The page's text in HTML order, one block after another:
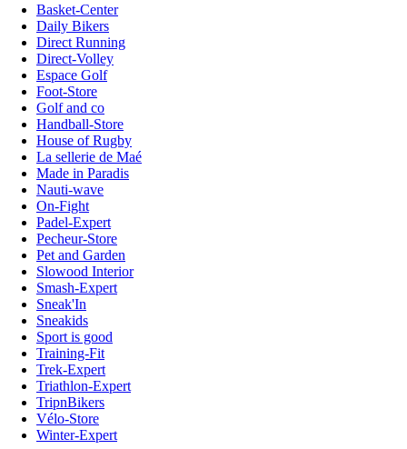
Basket-Center
Daily Bikers
Direct Running
Direct-Volley
Espace Golf
Foot-Store
Golf and co
Handball-Store
House of Rugby
La sellerie de Maé
Made in Paradis
Nauti-wave
On-Fight
Padel-Expert
Pecheur-Store
Pet and Garden
Slowood Interior
Smash-Expert
Sneak'In
Sneakids
Sport is good
Training-Fit
Trek-Expert
Triathlon-Expert
TripnBikers
Vélo-Store
Winter-Expert